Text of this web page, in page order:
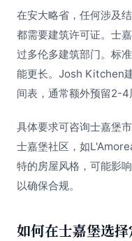
在安大略省，任何涉及
都需要建筑许可证。士
过多伦多建筑部门。标
能更长。Josh Kitchen
间表，通常额外预留2-4
具体要求可咨询士嘉堡
士嘉堡社区，如
特的房屋风格，可能影
以确保合规。
如何在士嘉堡选